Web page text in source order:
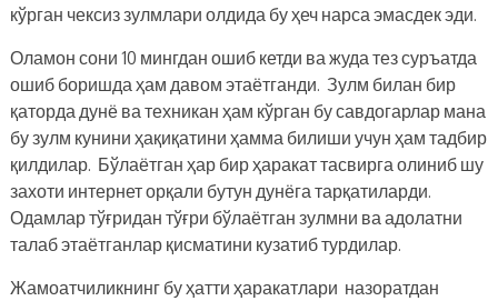
кўрган чексиз зулмлари олдида бу ҳеч нарса эмасдек эди.
Оламон сони 10 мингдан ошиб кетди ва жуда тез суръатда
ошиб боришда ҳам давом этаётганди. Зулм билан бир
қаторда дунё ва техникан ҳам кўрган бу савдогарлар мана
бу зулм кунини ҳақиқатини ҳамма билиши учун ҳам тадбир
қилдилар. Бўлаётган ҳар бир ҳаракат тасвирга олиниб шу
захоти интернет орқали бутун дунёга тарқатиларди.
Одамлар тўғридан тўғри бўлаётган зулмни ва адолатни
талаб этаётганлар қисматини кузатиб турдилар.
Жамоатчиликнинг бу ҳатти ҳаракатлари назоратдан